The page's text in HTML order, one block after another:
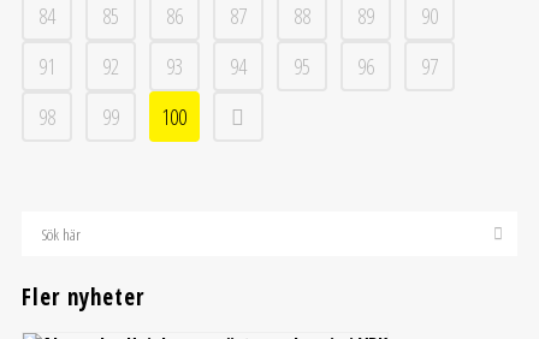
84
85 86 87 88 89
90
91
92 93 94 95 96
97
98
99 100
Fler nyheter